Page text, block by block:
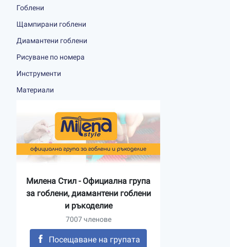
Гоблени
Щампирани гоблени
Диамантени гоблени
Рисуване по номера
Инструменти
Материали
Милена Стил - Официална група
за гоблени, диамантени гоблени
и ръкоделие
7007 членове
Посещаване на групата